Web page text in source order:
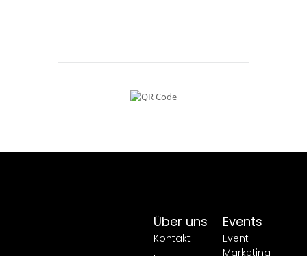
Events
Event
Über uns
Kontakt